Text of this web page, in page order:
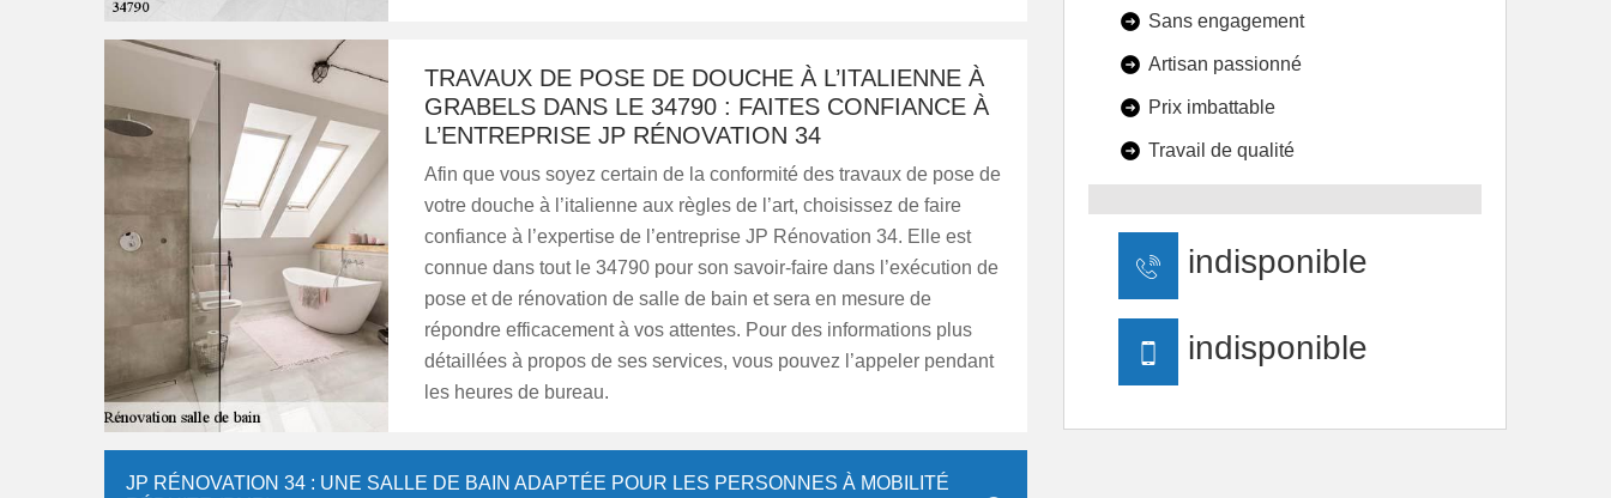
TRAVAUX DE POSE DE DOUCHE À L’ITALIENNE À
GRABELS DANS LE 34790 : FAITES CONFIANCE À
L’ENTREPRISE JP RÉNOVATION 34
Afin que vous soyez certain de la conformité des travaux de pose de
votre douche à l’italienne aux règles de l’art, choisissez de faire
confiance à l’expertise de l’entreprise JP Rénovation 34. Elle est
connue dans tout le 34790 pour son savoir-faire dans l’exécution de
pose et de rénovation de salle de bain et sera en mesure de
répondre efficacement à vos attentes. Pour des informations plus
détaillées à propos de ses services, vous pouvez l’appeler pendant
les heures de bureau.
JP RÉNOVATION 34 : UNE SALLE DE BAIN ADAPTÉE POUR LES PERSONNES À MOBILITÉ
Sans engagement
Artisan passionné
Prix imbattable
Travail de qualité
indisponible
indisponible